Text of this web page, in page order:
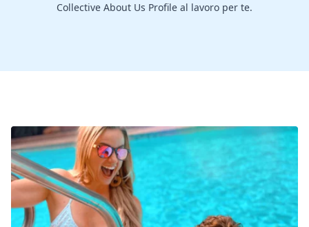
Collective About Us Profile al lavoro per te.